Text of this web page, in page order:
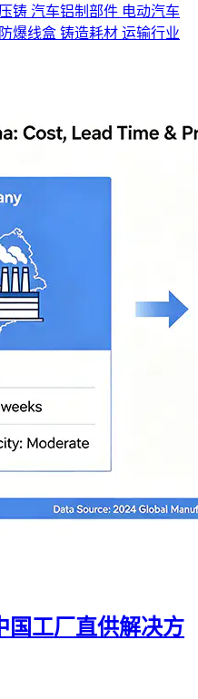
铸 汽车铝制部件 电动汽车
防爆线盒 铸造耗材 运输行业
国工厂直供解决方